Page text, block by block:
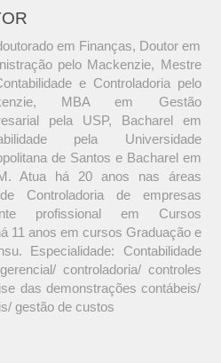
em Finanças, Doutor em
pelo Mackenzie, Mestre
e Controladoria pelo
MBA em Gestão
pela USP, Bacharel em
pela Universidade
de Santos e Bacharel em
Atua há 20 anos nas áreas
Controladoria de empresas
profissional em Cursos
11 anos em cursos Graduação e
Especialidade: Contabilidade
controladoria/ controles
das demonstrações contábeis/
gestão de custos